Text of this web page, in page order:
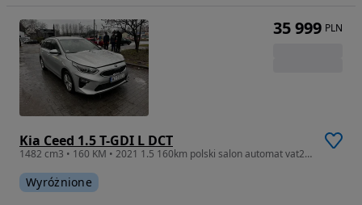
Kia Ceed 1.5 T-GDI L DCT
1482 cm3 • 160 KM • 2021 1.5 160km polski salon automat vat23% PALI NIEWIELKA NAPRAWA!
Wyróżnione
35 999 PLN